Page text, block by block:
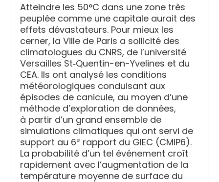
Atteindre les 50°C dans une zone très
peuplée comme une capitale aurait des
effets dévastateurs. Pour mieux les
cerner, la Ville de Paris a sollicité des
climatologues du CNRS, de l’université
Versailles St‑Quentin-en-Yvelines et du
CEA. Ils ont analysé les conditions
météorologiques conduisant aux
épisodes de canicule, au moyen d’une
méthode d’exploration de données,
à partir d’un grand ensemble de
simulations climatiques qui ont servi de
support au 6e rapport du GIEC (CMIP6).
La probabilité d’un tel événement croît
rapidement avec l’augmentation de la
température moyenne de surface du